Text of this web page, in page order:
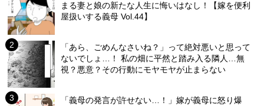
まる妻と娘の新たな人生に悔いはなし！【嫁を便利
屋扱いする義母 Vol.44】
「あら、ごめんなさいね？」って絶対悪いと思って
ないでしょ…！ 私の畑に平然と踏み入る隣人…無
視？悪意？その行動にモヤモヤが止まらない
「義母の発言が許せない…！」嫁が義母に怒り爆